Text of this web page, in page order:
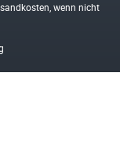
, wenn nicht